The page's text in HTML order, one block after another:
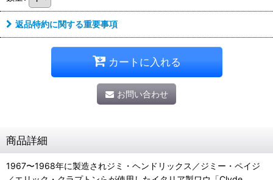
返品特約に関する重要事項
カートに入れる
お問い合わせ
商品詳細
1967〜1968年に製造されジミ・ヘンドリックス／ジミー・ペイジ